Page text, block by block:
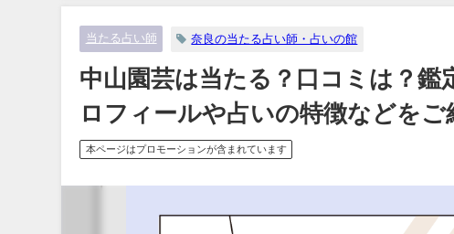
当たる占い師 奈良の当たる占い師・占いの館
中山園芸は当たる？口コミは？鑑
ロフィールや占いの特徴などをご
本ページはプロモーションが含まれています